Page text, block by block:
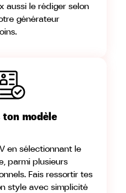
aussi le rédiger selon
générateur
ton modèle
en sélectionnant le
parmi plusieurs
Fais ressortir tes
style avec simplicité